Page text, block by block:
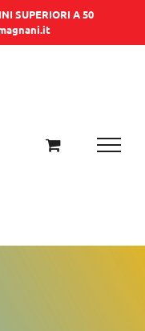
SUPERIORI A 50